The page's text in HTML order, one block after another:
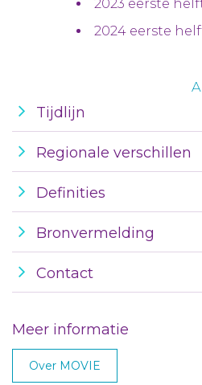
2023 eerste
2024 eerste
Tijdlijn
Regionale verschillen
Definities
Bronvermelding
Contact
Meer informatie
Over MOVIE